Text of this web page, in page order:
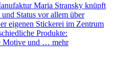
Maria Stransky knüpft
Status vor allem über
eigenen Stickerei im Zentrum
Produkte:
Motive und … mehr